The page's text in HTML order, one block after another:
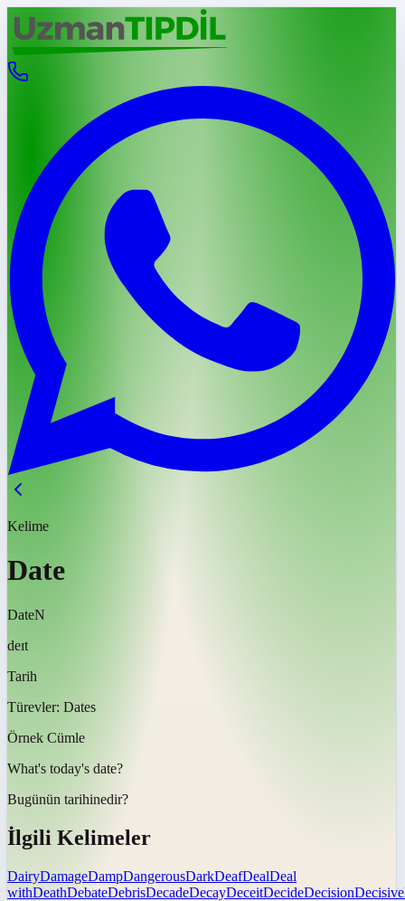
Kelime
Date
DateN
deɪt
Tarih
Türevler: Dates
Örnek Cümle
What's today's date?
Bugünün tarihinedir?
İlgili Kelimeler
DairyDamageDampDangerousDarkDeafDealDeal
withDeathDebateDebrisDecadeDecayDeceitDecideDecisionDecisive